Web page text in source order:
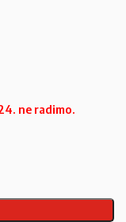
ne radimo.